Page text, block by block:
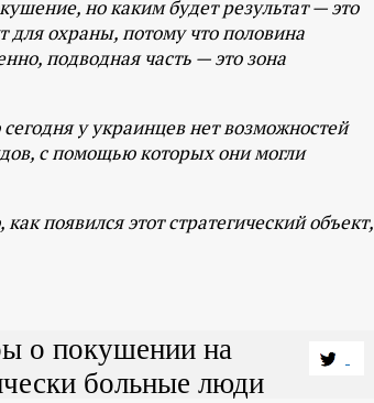
но каким будет результат — это
охраны, потому что половина
подводная часть — это зона
у украинцев нет возможностей
с помощью которых они могли
появился этот стратегический объект,
о покушении на
больные люди